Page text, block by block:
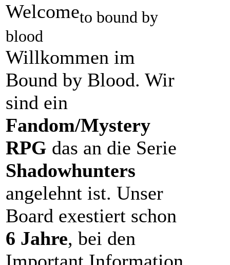
Welcometo bound by
blood
Willkommen im
Bound by Blood. Wir
sind ein
Fandom/Mystery
RPG das an die Serie
Shadowhunters
angelehnt ist. Unser
Board exestiert schon
6 Jahre, bei den